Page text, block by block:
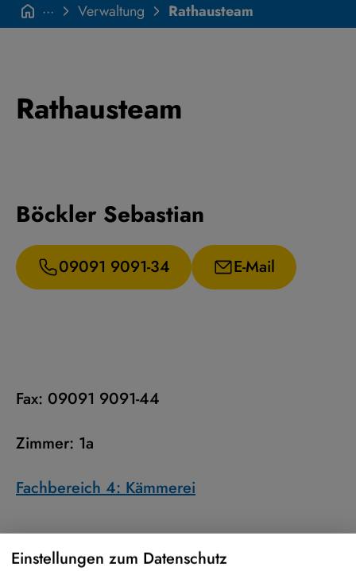
Rathausteam
Verwaltung
···
Rathausteam
Böckler Sebastian
09091 9091-34 E-Mail
Fax: 09091 9091-44
Zimmer: 1a
Fachbereich 4: Kämmerei
Einstellungen zum Datenschutz